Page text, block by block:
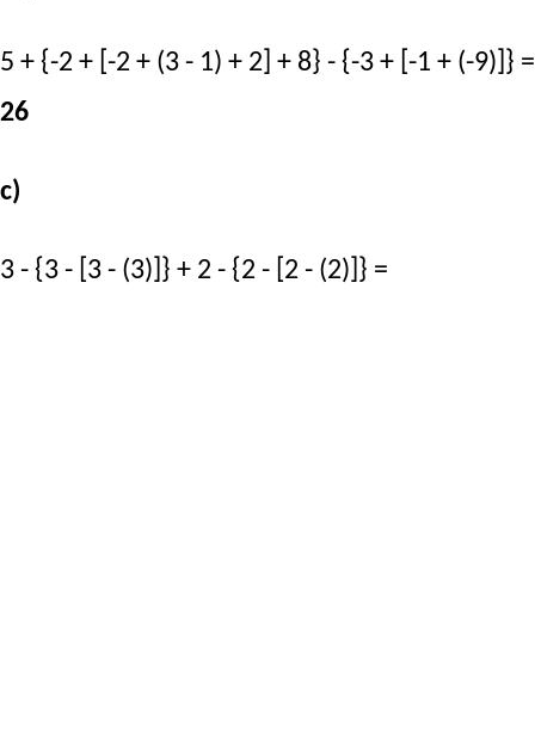
5 + {-2 + [-2 + (3 - 1) + 2] + 8} - {-3 + [-1 + (-9)]} =
26
c)
3 - {3 - [3 - (3)]} + 2 - {2 - [2 - (2)]} =